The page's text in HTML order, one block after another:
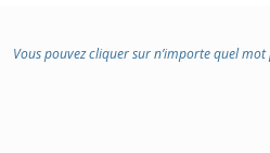
Vous pouvez cliquer sur n’importe quel